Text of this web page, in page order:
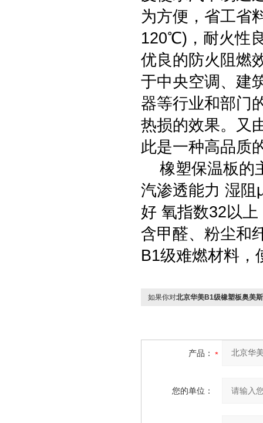
为方便，省工省
120℃)，耐火性
优良的防火阻燃
于中央空调、建
器等行业和部门
热损的效果。又
此是一种高品质
橡塑保温板的
汽渗透能力 湿阻
好 氧指数32以
含甲醛、粉尘和
B1级难燃材料
如果你对北京华美B1级橡塑板奥美
产品：
您的单位：